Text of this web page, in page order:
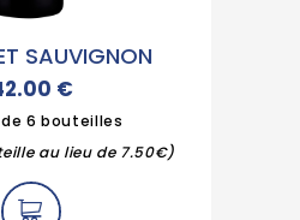
SAUVIGNON
€
6 bouteilles
au lieu de 7.50€)